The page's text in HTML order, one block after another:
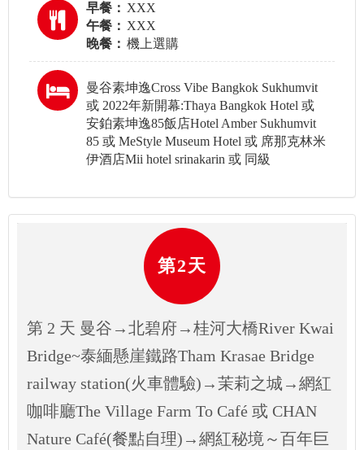
早餐： XXX
午餐： XXX
晚餐： 機上選購
曼谷素坤逸Cross Vibe Bangkok Sukhumvit
或 2022年新開幕:Thaya Bangkok Hotel 或
安鉑素坤逸85飯店Hotel Amber Sukhumvit
85 或 MeStyle Museum Hotel 或 席那克林米
伊酒店Mii hotel srinakarin 或 同級
第2天
第 2 天 曼谷→北碧府→桂河大橋River Kwai
Bridge~泰緬懸崖鐵路Tham Krasae Bridge
railway station(火車體驗)→茉莉之城→網紅
咖啡廳The Village Farm To Café 或 CHAN
Nature Café(餐點自理)→網紅秘境～百年巨